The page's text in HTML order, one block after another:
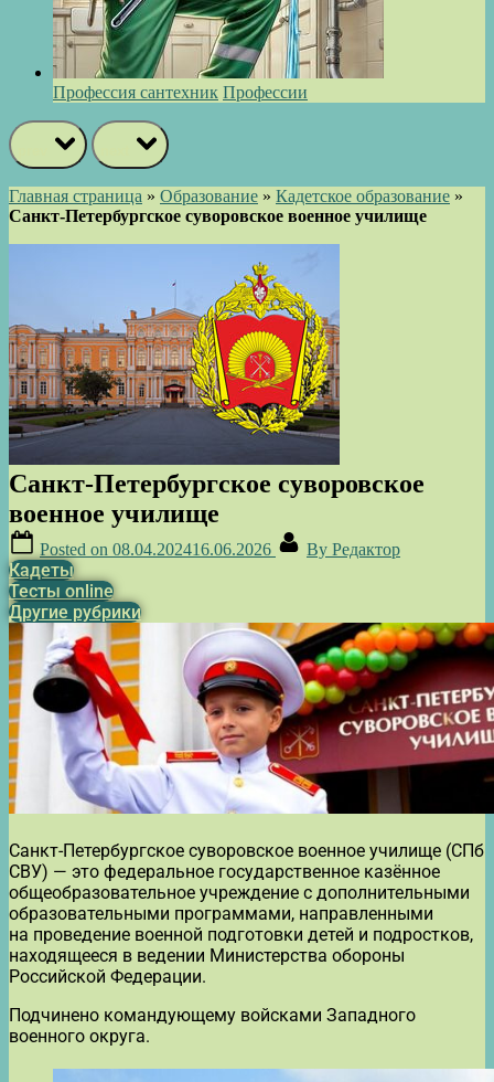
Профессия сантехник Профессии
Главная страница » Образование » Кадетское образование »
Санкт-Петербургское суворовское военное училище
Санкт-Петербургское суворовское
военное училище
Posted on 08.04.202416.06.2026 By Редактор
Кадеты
Тесты online
Другие рубрики
Санкт-Петербургское суворовское военное училище (СПб
СВУ) — это федеральное государственное казённое
общеобразовательное учреждение с дополнительными
образовательными программами, направленными
на проведение военной подготовки детей и подростков,
находящееся в ведении Министерства обороны
Российской Федерации.
Подчинено командующему войсками Западного
военного округа.